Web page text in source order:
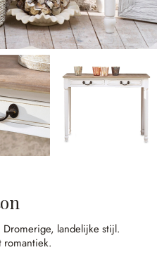
Dromerige, landelijke stijl.
romantiek.